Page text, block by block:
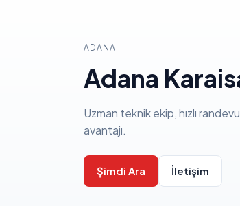
ADANA
Adana
Uzman teknik ekip, hızlı
avantajı.
Şimdi Ara İletişim